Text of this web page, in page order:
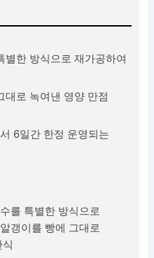
별한 방식으로 재가공하여
대로 녹여낸 영양 만점
6일간 한정 운영되는
를 특별한 방식으로
갱이를 빵에 그대로